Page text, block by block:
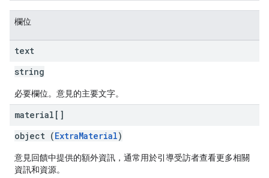
欄位
text
string
必要欄位。意見的主要文字。
material[]
object (ExtraMaterial)
意見回饋中提供的額外資訊，通常用於引導受訪者查看更多相關
資訊和資源。